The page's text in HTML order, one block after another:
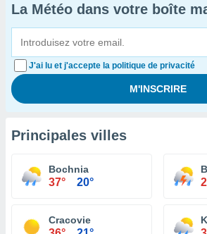
La Météo dans votre boîte
J'ai lu et j'accepte la politique de privacité
Principales villes
Bochnia
37° 20°
Cracovie